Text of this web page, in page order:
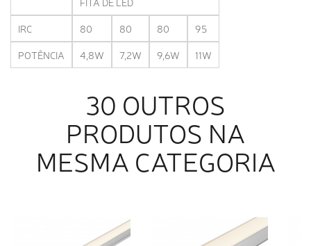
IRC 80 80 80 95
POTÊNCIA 4,8W 7,2W 9,6W 11W
30 OUTROS
PRODUTOS NA
MESMA CATEGORIA